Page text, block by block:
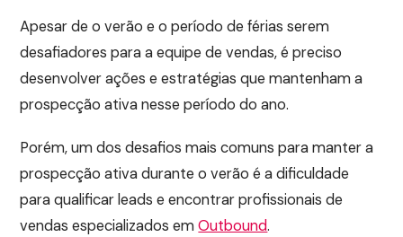
Apesar de o verão e o período de férias serem
desafiadores para a equipe de vendas, é preciso
desenvolver ações e estratégias que mantenham a
prospecção ativa nesse período do ano.
Porém, um dos desafios mais comuns para manter a
prospecção ativa durante o verão é a dificuldade
para qualificar leads e encontrar profissionais de
vendas especializados emOutbound.